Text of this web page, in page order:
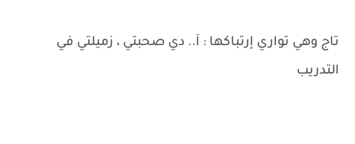
تاج وهي تواري إرتباكها : آ.. دي صحبتي ، زميلتي في
التدريب